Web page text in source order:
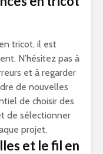
tricot, il est
N’hésitez pas à
et à regarder
de nouvelles
de choisir des
de sélectionner
projet.
et le fil en